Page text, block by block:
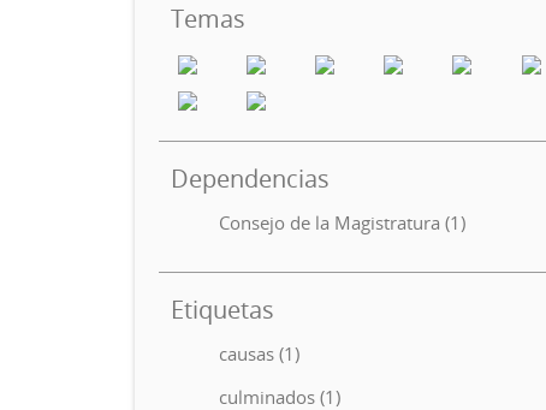
Temas
Dependencias
Consejo de la Magistratura (1)
Etiquetas
causas (1)
culminados (1)